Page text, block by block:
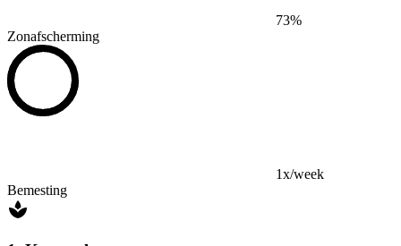
73%
Zonafscherming
1x/week
Bemesting